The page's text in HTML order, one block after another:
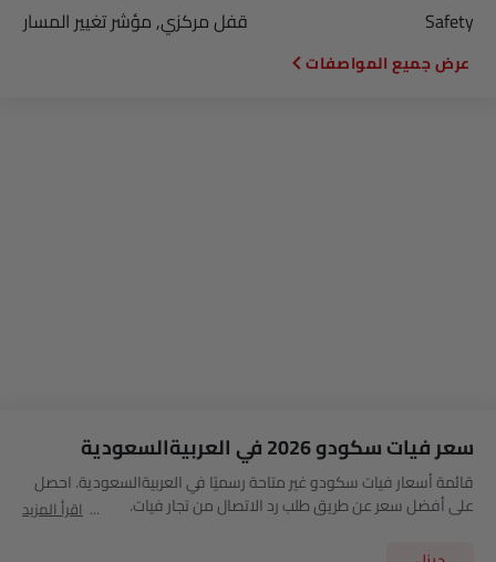
Safety
قفل مركزي, مؤشر تغيير المسار
المواصفات
سعر فيات سكودو 2026 في العربيةالسعودية
قائمة أسعار فيات سكودو غير متاحة رسميًا في العربيةالسعودية. احصل
على أفضل سعر عن طريق طلب رد الاتصال من تجار فيات.
اقرأ المزيد